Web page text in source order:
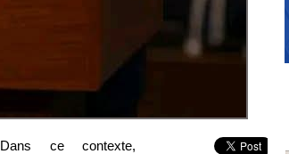
Dans ce contexte,